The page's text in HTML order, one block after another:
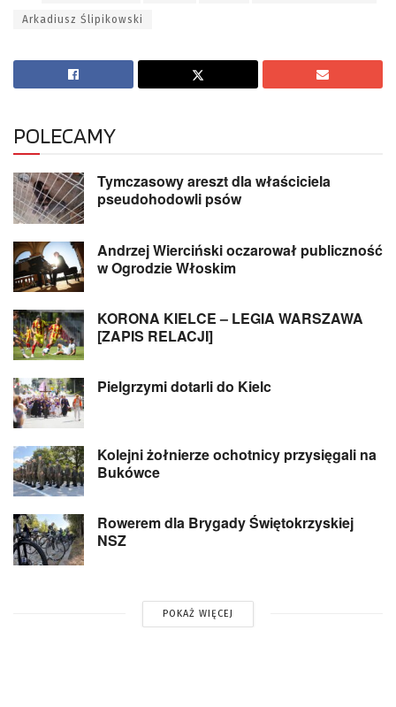
Arkadiusz Ślipikowski
POLECAMY
Tymczasowy areszt dla właściciela
pseudohodowli psów
Andrzej Wierciński oczarował publiczność
w Ogrodzie Włoskim
KORONA KIELCE – LEGIA WARSZAWA
[ZAPIS RELACJI]
Pielgrzymi dotarli do Kielc
Kolejni żołnierze ochotnicy przysięgali na
Bukówce
Rowerem dla Brygady Świętokrzyskiej
NSZ
POKAŻ WIĘCEJ